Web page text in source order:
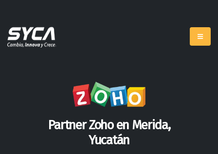
Partner Zoho en Merida,
Yucatán